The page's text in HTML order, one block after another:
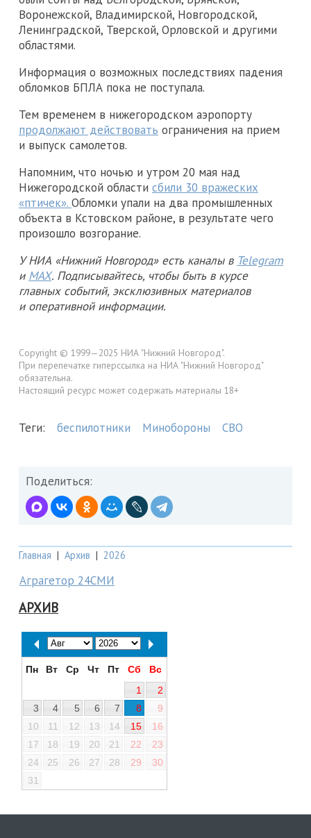
Воронежской, Владимирской, Новгородской,
Ленинградской, Тверской, Орловской и другими
областями.
Информация о возможных последствиях падения
обломков БПЛА пока не поступала.
Тем временем в нижегородском аэропорту
продолжают действовать ограничения на прием
и выпуск самолетов.
Напомним, что ночью и утром 20 мая над
Нижегородской области сбили 30 вражеских
«птичек». Обломки упали на два промышленных
объекта в Кстовском районе, в результате чего
произошло возгорание.
У НИА «Нижний Новгород» есть каналы в Telegram
и MAX. Подписывайтесь, чтобы быть в курсе
главных событий, эксклюзивных материалов
и оперативной информации.
Copyright © 1999—2025 НИА "Нижний Новгород".
При перепечатке гиперссылка на НИА "Нижний Новгород"
обязательна.
Настоящий ресурс может содержать материалы 18+
Теги: беспилотники Минобороны СВО
Поделиться:
Главная | Архив | 2026
Аграгетор 24СМИ
АРХИВ
Пн Вт Ср Чт Пт Сб
Вс
1
2
3
4 5 6 7 8
9
10
11 12 13 14 15
16
17
18 19 20 21 22
23
24
25 26 27 28 29
30
31